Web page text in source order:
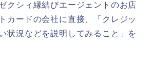
クシィ縁結びエージェントのお店
カードの会社に直接、「クレジッ
状況などを説明してみること」を